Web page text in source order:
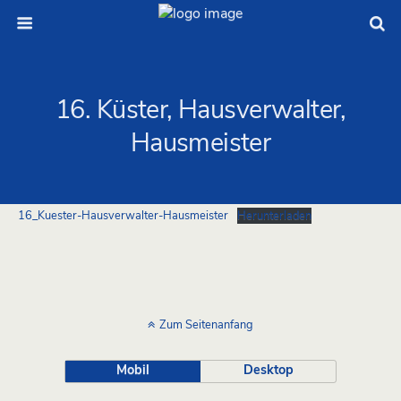
16. Küster, Hausverwalter,
Hausmeister
16_Kuester-Hausverwalter-Hausmeister Herunterladen
Zum Seitenanfang
Mobil Desktop